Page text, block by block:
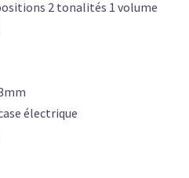
2 tonalités 1 volume
électrique